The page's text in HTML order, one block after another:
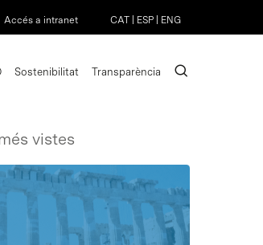
Accés a intranet CAT ESP ENG
Sostenibilitat Transparència search
vistes